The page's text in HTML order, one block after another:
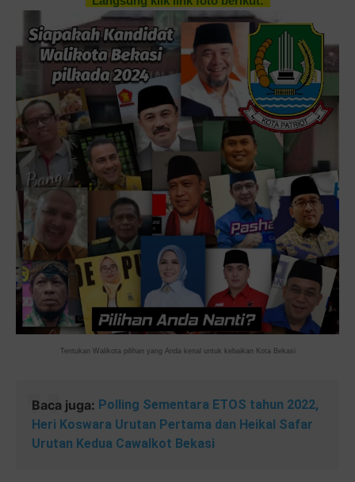
Tentukan Walikota pilihan yang Anda kenal untuk kebaikan Kota Bekasi
Baca juga: Polling Sementara ETOS tahun 2022,
Heri Koswara Urutan Pertama dan Heikal Safar
Urutan Kedua Cawalkot Bekasi